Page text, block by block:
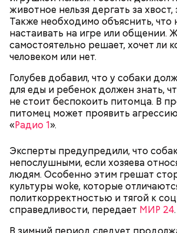
животное нельзя дергать за хвост,
Также необходимо объяснить, что
настаивать на игре или общении.
самостоятельно решает, хочет ли
человеком или нет.
Голубев добавил, что у собаки
для еды и ребенок должен знать,
не стоит беспокоить питомца. В
питомец может проявить
«Радио 1».
Эксперты предупредили, что
непослушными, если хозяева
людям. Особенно этим грешат
культуры woke, которые
политкорректностью и тягой к
справедливости, передает МИР 24.
Однако диетолог предупредила:
может быть полезна. В первую
есть с осторожностью людям:
— Наиболее распространенные
салаты, лаваш с творогом и сыром,
Вовсю идет и сезон черешни.
Натальи Лазуренко,как правильно
пользой для здоровья.